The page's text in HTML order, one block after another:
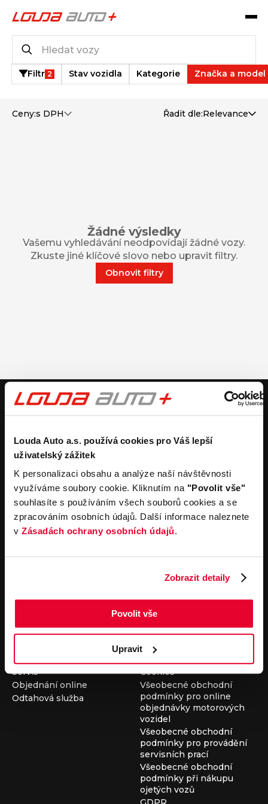
Louda Auto a.s. používá cookies pro Váš lepší
uživatelský zážitek
K personalizaci obsahu a analýze naší návštěvnosti
využíváme soubory cookie. Kliknutím na "Povolit vše"
souhlasíte s používáním všech souborů cookies a se
zpracováním osobních údajů. Další informace naleznete
v Zásadách ochrany osobních údajů.
Zobrazit detaily
Povolit vše
Upravit
Filtr 2 Stav vozidla Kategorie Značka a model
Ceny:s DPH Řadit dle:Relevance
Žádné výsledky
Vašemu vyhledávání neodpovídají žádné vozy.
Zkuste jiné klíčové slovo nebo upravit filtry.
Obnovit filtry
V případě dotazů volejte číslo nonstop infolinky
+420 325 400 400
nebo nám napište na e-mailauto@louda.cz
Koupit vůz
Koupit nový vůz
Koupit ojetý vůz
Koupit užitkový vůz
Koupit obytný vůz
Prodat vůz
Nezávazně ocenit
Průběh výkupu vozu
Louda Auto+ Poděbrady
Novinky
Kariéra
Servis
Objednání online
Odtahová služba
Důležité odkazy
Cookies
Všeobecné obchodní
podmínky pro online
objednávky motorových
vozidel
Všeobecné obchodní
podmínky pro provádění
servisních prací
Všeobecné obchodní
podmínky při nákupu
ojetých vozů